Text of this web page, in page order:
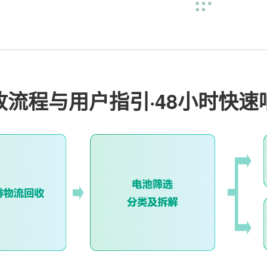
流程与用户指引·48小时快速